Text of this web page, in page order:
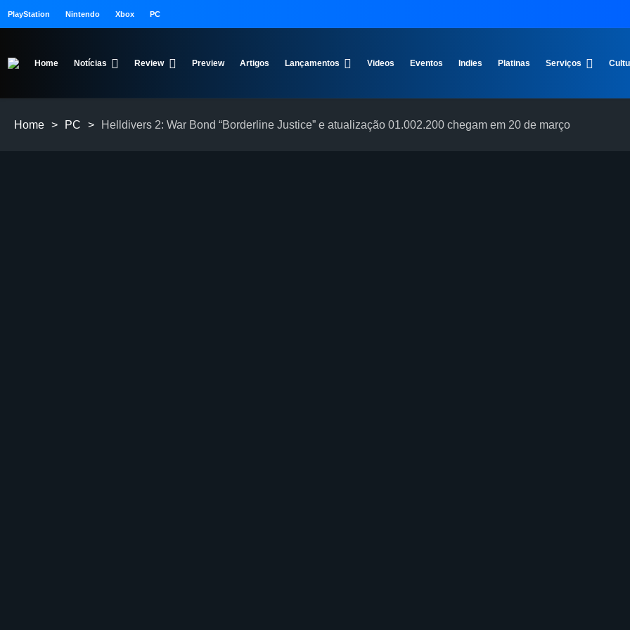
PlayStation Nintendo Xbox PC
Home Notícias Review Preview Artigos Lançamentos Videos Eventos Indies Platinas Serviços
Home > PC > Helldivers 2: War Bond “Borderline Justice” e atualização 01.002.200 chegam em 20 de março